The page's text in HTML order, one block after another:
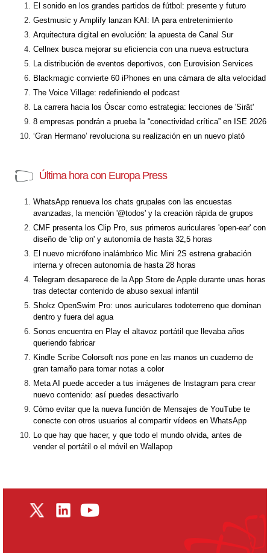
El sonido en los grandes partidos de fútbol: presente y futuro
Gestmusic y Amplify lanzan KAI: IA para entretenimiento
Arquitectura digital en evolución: la apuesta de Canal Sur
Cellnex busca mejorar su eficiencia con una nueva estructura
La distribución de eventos deportivos, con Eurovision Services
Blackmagic convierte 60 iPhones en una cámara de alta velocidad
The Voice Village: redefiniendo el podcast
La carrera hacia los Óscar como estrategia: lecciones de 'Sirât'
8 empresas pondrán a prueba la “conectividad crítica” en ISE 2026
‘Gran Hermano’ revoluciona su realización en un nuevo plató
Última hora con Europa Press
WhatsApp renueva los chats grupales con las encuestas
avanzadas, la mención '@todos' y la creación rápida de grupos
CMF presenta los Clip Pro, sus primeros auriculares 'open-ear' con
diseño de 'clip on' y autonomía de hasta 32,5 horas
El nuevo micrófono inalámbrico Mic Mini 2S estrena grabación
interna y ofrecen autonomía de hasta 28 horas
Telegram desaparece de la App Store de Apple durante unas horas
tras detectar contenido de abuso sexual infantil
Shokz OpenSwim Pro: unos auriculares todoterreno que dominan
dentro y fuera del agua
Sonos encuentra en Play el altavoz portátil que llevaba años
queriendo fabricar
Kindle Scribe Colorsoft nos pone en las manos un cuaderno de
gran tamaño para tomar notas a color
Meta AI puede acceder a tus imágenes de Instagram para crear
nuevo contenido: así puedes desactivarlo
Cómo evitar que la nueva función de Mensajes de YouTube te
conecte con otros usuarios al compartir vídeos en WhatsApp
Lo que hay que hacer, y que todo el mundo olvida, antes de
vender el portátil o el móvil en Wallapop